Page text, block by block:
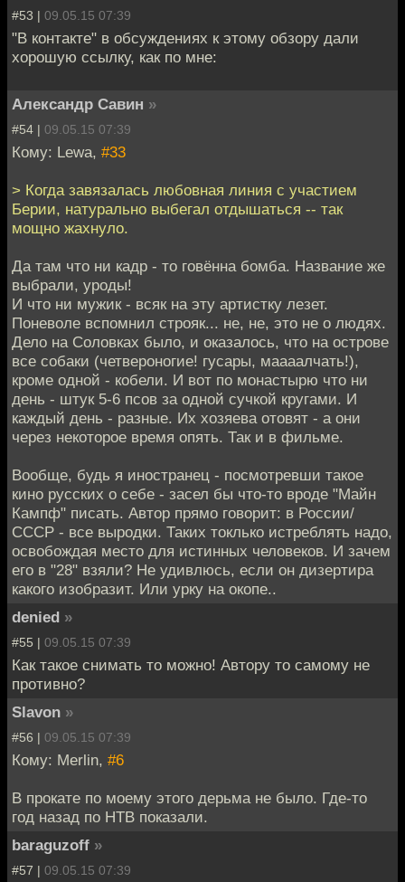
#53 | 09.05.15 07:39
"В контакте" в обсуждениях к этому обзору дали
хорошую ссылку, как по мне:
Александр Савин »
#54 | 09.05.15 07:39
Кому: Lewa, #33
> Когда завязалась любовная линия с участием
Берии, натурально выбегал отдышаться -- так
мощно жахнуло.
Да там что ни кадр - то говённа бомба. Название же
выбрали, уроды!
И что ни мужик - всяк на эту артистку лезет.
Поневоле вспомнил строяк... не, не, это не о людях.
Дело на Соловках было, и оказалось, что на острове
все собаки (четвероногие! гусары, маааалчать!),
кроме одной - кобели. И вот по монастырю что ни
день - штук 5-6 псов за одной сучкой кругами. И
каждый день - разные. Их хозяева отовят - а они
через некоторое время опять. Так и в фильме.
Вообще, будь я иностранец - посмотревши такое
кино русских о себе - засел бы что-то вроде "Майн
Кампф" писать. Автор прямо говорит: в России/
СССР - все выродки. Таких токлько истреблять надо,
освобождая место для истинных человеков. И зачем
его в "28" взяли? Не удивлюсь, если он дизертира
какого изобразит. Или урку на окопе..
denied »
#55 | 09.05.15 07:39
Как такое снимать то можно! Автору то самому не
противно?
Slavon »
#56 | 09.05.15 07:39
Кому: Merlin, #6
В прокате по моему этого дерьма не было. Где-то
год назад по НТВ показали.
baraguzoff »
#57 | 09.05.15 07:39